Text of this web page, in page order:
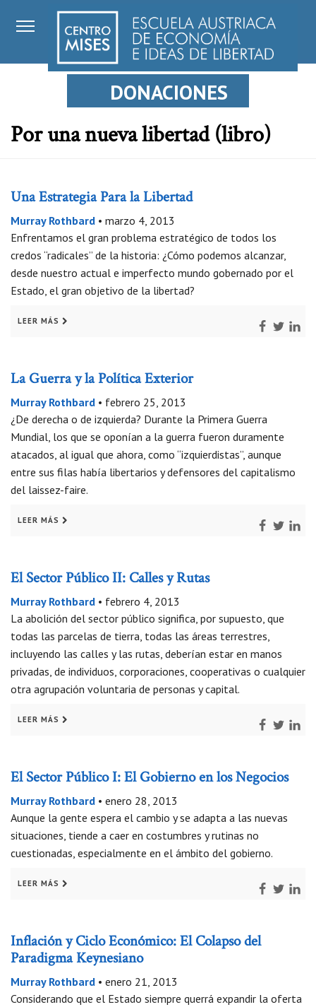
DONACIONES
Por una nueva libertad (libro)
Una Estrategia Para la Libertad
Murray Rothbard • marzo 4, 2013
Enfrentamos el gran problema estratégico de todos los
credos “radicales” de la historia: ¿Cómo podemos alcanzar,
desde nuestro actual e imperfecto mundo gobernado por el
Estado, el gran objetivo de la libertad?
LEER MÁS
La Guerra y la Política Exterior
Murray Rothbard • febrero 25, 2013
¿De derecha o de izquierda? Durante la Primera Guerra
Mundial, los que se oponían a la guerra fueron duramente
atacados, al igual que ahora, como “izquierdistas”, aunque
entre sus filas había libertarios y defensores del capitalismo
del laissez-faire.
LEER MÁS
El Sector Público II: Calles y Rutas
Murray Rothbard • febrero 4, 2013
La abolición del sector público significa, por supuesto, que
todas las parcelas de tierra, todas las áreas terrestres,
incluyendo las calles y las rutas, deberían estar en manos
privadas, de individuos, corporaciones, cooperativas o cualquier
otra agrupación voluntaria de personas y capital.
LEER MÁS
El Sector Público I: El Gobierno en los Negocios
Murray Rothbard • enero 28, 2013
Aunque la gente espera el cambio y se adapta a las nuevas
situaciones, tiende a caer en costumbres y rutinas no
cuestionadas, especialmente en el ámbito del gobierno.
LEER MÁS
Inflación y Ciclo Económico: El Colapso del
Paradigma Keynesiano
Murray Rothbard • enero 21, 2013
Considerando que el Estado siempre querrá expandir la oferta